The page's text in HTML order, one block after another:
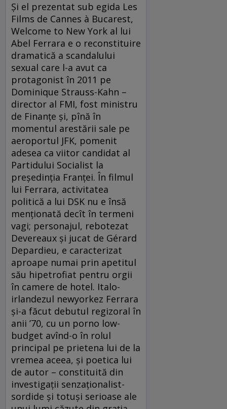
Şi el prezentat sub egida Les
Films de Cannes à Bucarest,
Welcome to New York al lui
Abel Ferrara e o reconstituire
dramatică a scandalului
sexual care l-a avut ca
protagonist în 2011 pe
Dominique Strauss-Kahn –
director al FMI, fost ministru
de Finanţe şi, pînă în
momentul arestării sale pe
aeroportul JFK, pomenit
adesea ca viitor candidat al
Partidului Socialist la
preşedinţia Franţei. În filmul
lui Ferrara, activitatea
politică a lui DSK nu e însă
menţionată decît în termeni
vagi; personajul, rebotezat
Devereaux şi jucat de Gérard
Depardieu, e caracterizat
aproape numai prin apetitul
său hipetrofiat pentru orgii
în camere de hotel. Italo-
irlandezul newyorkez Ferrara
şi-a făcut debutul regizoral în
anii ’70, cu un porno low-
budget avînd-o în rolul
principal pe prietena lui de la
vremea aceea, şi poetica lui
de autor – constituită din
investigaţii senzaţionalist-
sordide şi totuşi serioase ale